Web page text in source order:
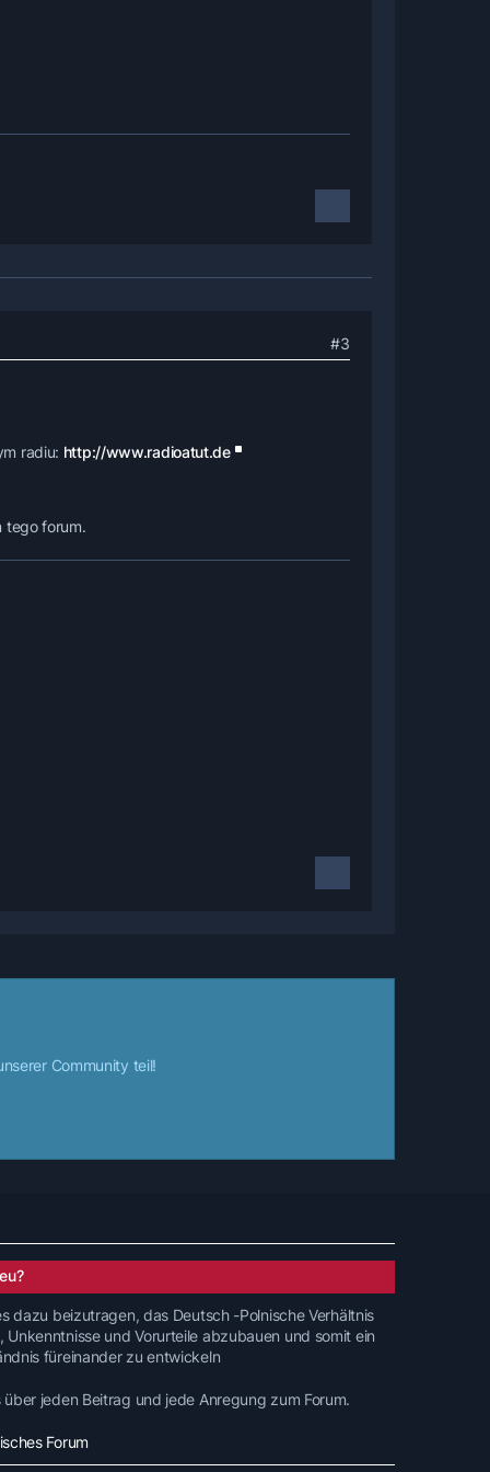
#3
radiu: http://www.radioatut.de
tego forum.
Community teil!
dazu beizutragen, das Deutsch -Polnische Verhältnis
Unkenntnisse und Vorurteile abzubauen und somit ein
füreinander zu entwickeln
über jeden Beitrag und jede Anregung zum Forum.
Forum